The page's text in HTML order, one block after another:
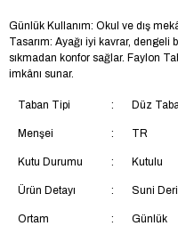
Günlük Kullanım: Okul ve dış
Tasarım: Ayağı iyi kavrar, dengeli
sıkmadan konfor sağlar. Faylon
imkânı sunar.
Taban Tipi Düz
Menşei TR
Kutu Durumu Kutulu
Ürün Detayı Suni Deri
Ortam Günlük